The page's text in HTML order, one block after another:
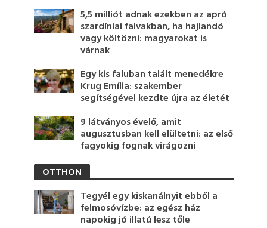
5,5 milliót adnak ezekben az apró
szardíniai falvakban, ha hajlandó
vagy költözni: magyarokat is
várnak
Egy kis faluban talált menedékre
Krug Emília: szakember
segítségével kezdte újra az életét
9 látványos évelő, amit
augusztusban kell elültetni: az első
fagyokig fognak virágozni
OTTHON
Tegyél egy kiskanálnyit ebből a
felmosóvízbe: az egész ház
napokig jó illatú lesz tőle